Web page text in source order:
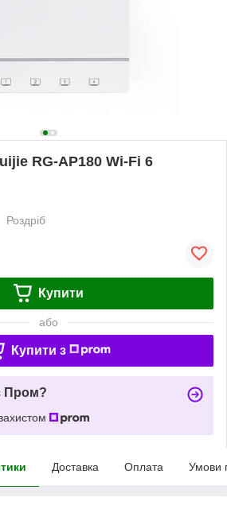
RG-AP180 Wi-Fi 6
Роздріб
Купити
або
Купити з
Пром?
Доставка Оплата Умови